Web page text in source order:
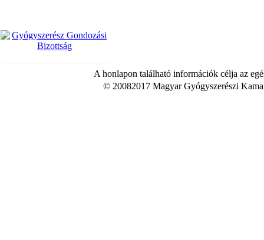
A honlapon található információk célja az
© 20082017 Magyar Gyógyszerészi